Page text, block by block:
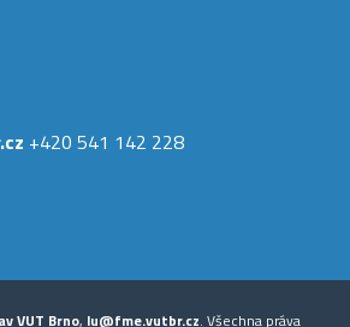
+420 541 142 228
VUT Brno, lu@fme.vutbr.cz. Všechna práva